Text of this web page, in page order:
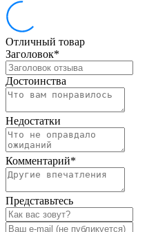
Отличный товар
Заголовок*
Достоинства
Недостатки
Комментарий*
Представьтесь